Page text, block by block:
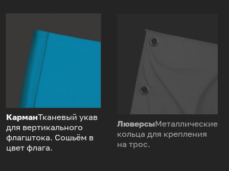
КарманТканевый укав
для вертикального
флагштока. Сошьём в
цвет флага.
ЛюверсыМеталлические
кольца для крепления
на трос.